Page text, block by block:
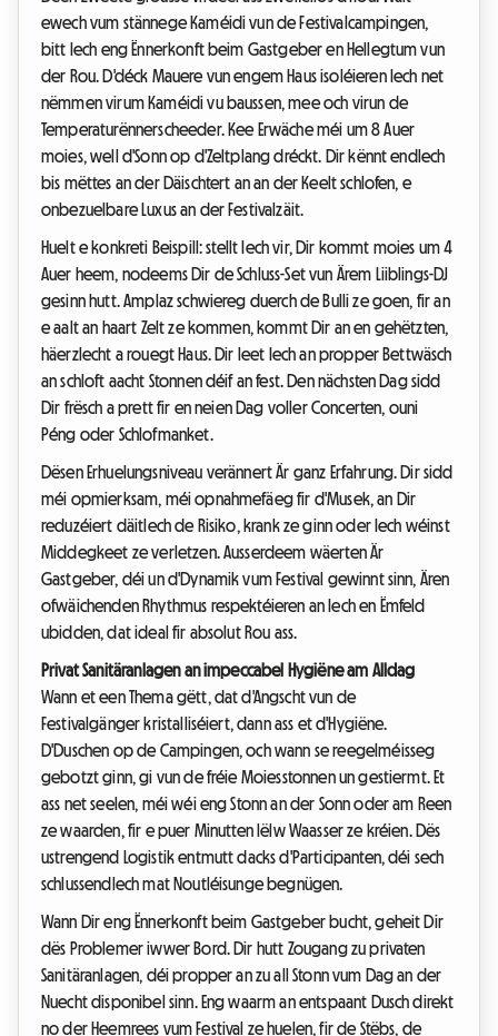
ewech vum stännege Kaméidi vun de Festivalcampingen,
bitt Iech eng Ënnerkonft beim Gastgeber en Hellegtum vun
der Rou. D'déck Mauere vun engem Haus isoléieren Iech net
nëmmen virum Kaméidi vu baussen, mee och virun de
Temperaturënnerscheeder. Kee Erwäche méi um 8 Auer
moies, well d'Sonn op d'Zeltplang dréckt. Dir kënnt endlech
bis mëttes an der Däischtert an an der Keelt schlofen, e
onbezuelbare Luxus an der Festivalzäit.
Huelt e konkreti Beispill: stellt Iech vir, Dir kommt moies um 4
Auer heem, nodeems Dir de Schluss-Set vun Ärem Liiblings-DJ
gesinn hutt. Amplaz schwiereg duerch de Bulli ze goen, fir an
e aalt an haart Zelt ze kommen, kommt Dir an en gehëtzten,
häerzlecht a rouegt Haus. Dir leet Iech an propper Bettwäsch
an schloft aacht Stonnen déif an fest. Den nächsten Dag sidd
Dir frësch a prett fir en neien Dag voller Concerten, ouni
Péng oder Schlofmanket.
Dësen Erhuelungsniveau verännert Är ganz Erfahrung. Dir sidd
méi opmierksam, méi opnahmefäeg fir d'Musek, an Dir
reduzéiert däitlech de Risiko, krank ze ginn oder Iech wéinst
Middegkeet ze verletzen. Ausserdeem wäerten Är
Gastgeber, déi un d'Dynamik vum Festival gewinnt sinn, Ären
ofwäichenden Rhythmus respektéieren an Iech en Ëmfeld
ubidden, dat ideal fir absolut Rou ass.
Privat Sanitäranlagen an impeccabel Hygiëne am Alldag
Wann et een Thema gëtt, dat d'Angscht vun de
Festivalgänger kristalliséiert, dann ass et d'Hygiëne.
D'Duschen op de Campingen, och wann se reegelméisseg
gebotzt ginn, gi vun de fréie Moiesstonnen un gestiermt. Et
ass net seelen, méi wéi eng Stonn an der Sonn oder am Reen
ze waarden, fir e puer Minutten lëlw Waasser ze kréien. Dës
ustrengend Logistik entmutt dacks d'Participanten, déi sech
schlussendlech mat Noutléisunge begnügen.
Wann Dir eng Ënnerkonft beim Gastgeber bucht, geheit Dir
dës Problemer iwwer Bord. Dir hutt Zougang zu privaten
Sanitäranlagen, déi propper an zu all Stonn vum Dag an der
Nuecht disponibel sinn. Eng waarm an entspaant Dusch direkt
no der Heemrees vum Festival ze huelen, fir de Stëbs, de